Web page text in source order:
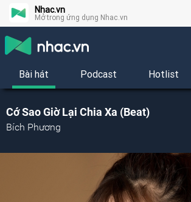
Nhac.vn
Mở trong ứng dụng Nhac.vn
Bài hát Podcast Hotlist
Cớ Sao Giờ Lại Chia Xa (Beat)
Bích Phương